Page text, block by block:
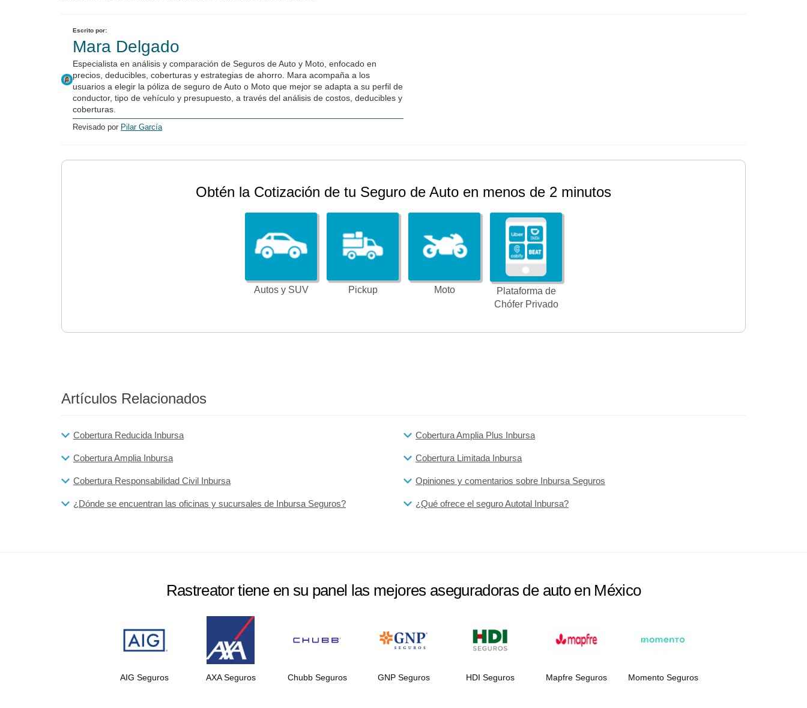
Escrito por:
Mara Delgado
Especialista en análisis y comparación de Seguros de Auto y Moto, enfocado en
precios, deducibles, coberturas y estrategias de ahorro. Mara acompaña a los
usuarios a elegir la póliza de seguro de Auto o Moto que mejor se adapta a su perfil de
conductor, tipo de vehículo y presupuesto, a través del análisis de costos, deducibles y
coberturas.
Revisado por Pilar García
Obtén la Cotización de tu Seguro de Auto en menos de 2 minutos
Autos y SUV Pickup Moto
Plataforma de
Chófer Privado
Artículos Relacionados
Cobertura Reducida Inbursa Cobertura Amplia Plus Inbursa
Cobertura Amplia Inbursa Cobertura Limitada Inbursa
Cobertura Responsabilidad Civil Inbursa Opiniones y comentarios sobre Inbursa Seguros
¿Dónde se encuentran las oficinas y sucursales de Inbursa Seguros? ¿Qué ofrece el seguro Autotal Inbursa?
Rastreator tiene en su panel las mejores aseguradoras de auto en México
AIG Seguros AXA Seguros Chubb Seguros GNP Seguros HDI Seguros Mapfre Seguros Momento Seguros